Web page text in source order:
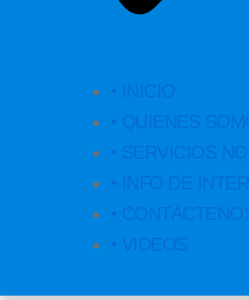
• INICIO
• QUIENES
• SERVICIOS
• INFO DE
•
• VIDEOS